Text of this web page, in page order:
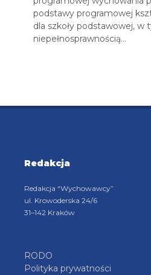
podstawy programowej
dla szkoły podstawowej, w
niepełnosprawnością…
Redakcja
Redakcja “Wychowawcy”
ul. Krowoderska 24/6
31–142 Kraków
RODO
Polityka prywatności